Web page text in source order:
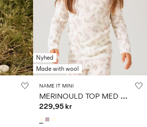
Nyhed
Made with wool
NAME IT MINI
M
ERINOULD TOP MED LANGE ÆRMER
229,95 kr